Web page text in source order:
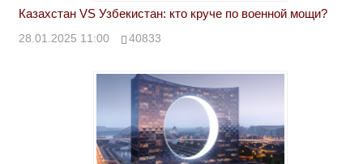
Казахстан VS Узбекистан: кто круче по военной мощи?
28.01.2025 11:00 40833